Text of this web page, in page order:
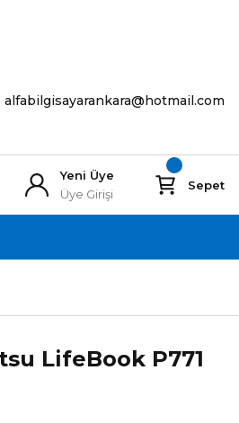
alfabilgisayarankara@hotmail.com
Yeni Üye
Üye Girişi
Sepet
LifeBook P771